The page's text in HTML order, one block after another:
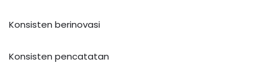
Konsisten berinovasi
Konsisten pencatatan